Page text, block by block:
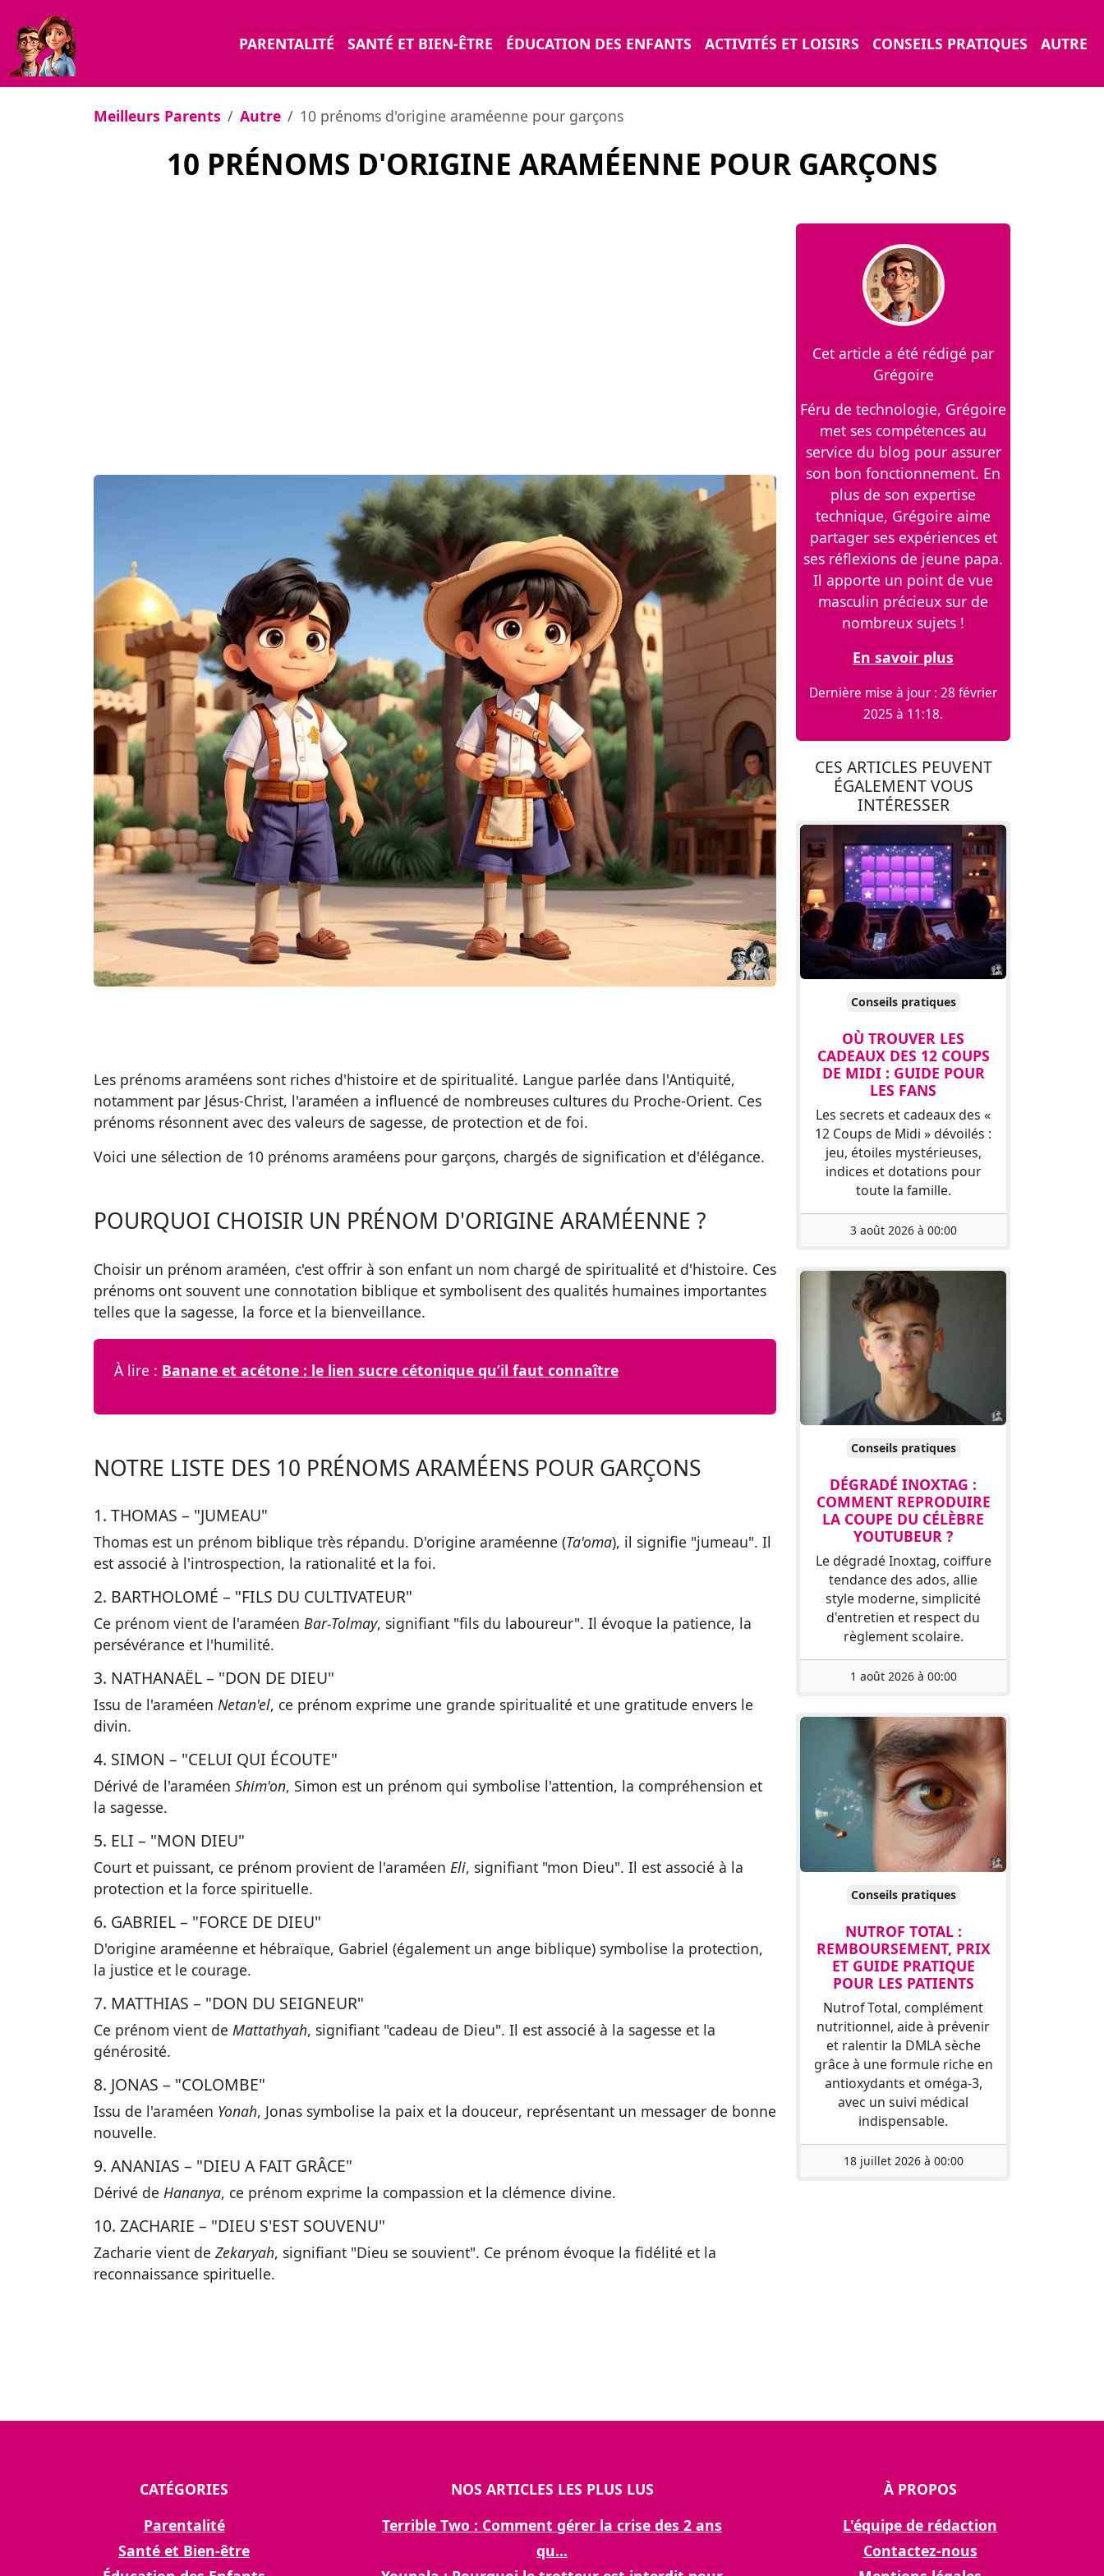
PARENTALITÉ SANTÉ ET BIEN-ÊTRE ÉDUCATION DES ENFANTS ACTIVITÉS ET LOISIRS CONSEILS PRATIQUES AUTRE
Meilleurs Parents Autre 10 prénoms d'origine araméenne pour garçons
10 PRÉNOMS D'ORIGINE ARAMÉENNE POUR GARÇONS
Les prénoms araméens sont riches d'histoire et de spiritualité. Langue parlée dans l'Antiquité,
notamment par Jésus-Christ, l'araméen a influencé de nombreuses cultures du Proche-Orient. Ces
prénoms résonnent avec des valeurs de sagesse, de protection et de foi.
Voici une sélection de 10 prénoms araméens pour garçons, chargés de signification et d'élégance.
POURQUOI CHOISIR UN PRÉNOM D'ORIGINE ARAMÉENNE ?
Choisir un prénom araméen, c'est offrir à son enfant un nom chargé de spiritualité et d'histoire. Ces
prénoms ont souvent une connotation biblique et symbolisent des qualités humaines importantes
telles que la sagesse, la force et la bienveillance.
À lire : Banane et acétone : le lien sucre cétonique qu’il faut connaître
NOTRE LISTE DES 10 PRÉNOMS ARAMÉENS POUR GARÇONS
1. THOMAS – "JUMEAU"
Thomas est un prénom biblique très répandu. D'origine araméenne (Ta'oma), il signifie "jumeau". Il
est associé à l'introspection, la rationalité et la foi.
2. BARTHOLOMÉ – "FILS DU CULTIVATEUR"
Ce prénom vient de l'araméen Bar-Tolmay, signifiant "fils du laboureur". Il évoque la patience, la
persévérance et l'humilité.
3. NATHANAËL – "DON DE DIEU"
Issu de l'araméen Netan'el, ce prénom exprime une grande spiritualité et une gratitude envers le
divin.
4. SIMON – "CELUI QUI ÉCOUTE"
Dérivé de l'araméen Shim'on, Simon est un prénom qui symbolise l'attention, la compréhension et
la sagesse.
5. ELI – "MON DIEU"
Court et puissant, ce prénom provient de l'araméen Eli, signifiant "mon Dieu". Il est associé à la
protection et la force spirituelle.
6. GABRIEL – "FORCE DE DIEU"
D'origine araméenne et hébraïque, Gabriel (également un ange biblique) symbolise la protection,
la justice et le courage.
7. MATTHIAS – "DON DU SEIGNEUR"
Ce prénom vient de Mattathyah, signifiant "cadeau de Dieu". Il est associé à la sagesse et la
générosité.
8. JONAS – "COLOMBE"
Issu de l'araméen Yonah, Jonas symbolise la paix et la douceur, représentant un messager de bonne
nouvelle.
9. ANANIAS – "DIEU A FAIT GRÂCE"
Dérivé de Hananya, ce prénom exprime la compassion et la clémence divine.
10. ZACHARIE – "DIEU S'EST SOUVENU"
Zacharie vient de Zekaryah, signifiant "Dieu se souvient". Ce prénom évoque la fidélité et la
reconnaissance spirituelle.
Cet article a été rédigé par
Grégoire
Féru de technologie, Grégoire
met ses compétences au
service du blog pour assurer
son bon fonctionnement. En
plus de son expertise
technique, Grégoire aime
partager ses expériences et
ses réflexions de jeune papa.
Il apporte un point de vue
masculin précieux sur de
nombreux sujets !
En savoir plus
Dernière mise à jour : 28 février
2025 à 11:18.
CES ARTICLES PEUVENT
ÉGALEMENT VOUS
INTÉRESSER
Conseils pratiques
OÙ TROUVER LES
CADEAUX DES 12 COUPS
DE MIDI : GUIDE POUR
LES FANS
Les secrets et cadeaux des «
12 Coups de Midi » dévoilés :
jeu, étoiles mystérieuses,
indices et dotations pour
toute la famille.
3 août 2026 à 00:00
Conseils pratiques
DÉGRADÉ INOXTAG :
COMMENT REPRODUIRE
LA COUPE DU CÉLÈBRE
YOUTUBEUR ?
Le dégradé Inoxtag, coiffure
tendance des ados, allie
style moderne, simplicité
d'entretien et respect du
règlement scolaire.
1 août 2026 à 00:00
Conseils pratiques
NUTROF TOTAL :
REMBOURSEMENT, PRIX
ET GUIDE PRATIQUE
POUR LES PATIENTS
Nutrof Total, complément
nutritionnel, aide à prévenir
et ralentir la DMLA sèche
grâce à une formule riche en
antioxydants et oméga-3,
avec un suivi médical
indispensable.
18 juillet 2026 à 00:00
CATÉGORIES
Parentalité
Santé et Bien-être
NOS ARTICLES LES PLUS LUS
Terrible Two : Comment gérer la crise des 2 ans
qu...
À PROPOS
L'équipe de rédaction
Contactez-nous